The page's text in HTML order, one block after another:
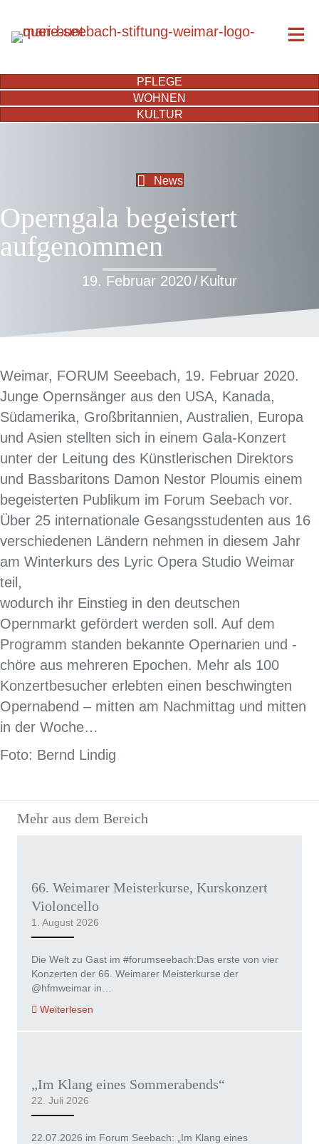
PFLEGE
WOHNEN
KULTUR
News
Operngala begeistert
aufgenommen
19. Februar 2020/Kultur
Weimar, FORUM Seeebach, 19. Februar 2020.
Junge Opernsänger aus den USA, Kanada,
Südamerika, Großbritannien, Australien, Europa
und Asien stellten sich in einem Gala-Konzert
unter der Leitung des Künstlerischen Direktors
und Bassbaritons Damon Nestor Ploumis einem
begeisterten Publikum im Forum Seebach vor.
Über 25 internationale Gesangsstudenten aus 16
verschiedenen Ländern nehmen in diesem Jahr
am Winterkurs des Lyric Opera Studio Weimar
teil,
wodurch ihr Einstieg in den deutschen
Opernmarkt gefördert werden soll. Auf dem
Programm standen bekannte Opernarien und -
chöre aus mehreren Epochen. Mehr als 100
Konzertbesucher erlebten einen beschwingten
Opernabend – mitten am Nachmittag und mitten
in der Woche…
Foto: Bernd Lindig
Mehr aus dem Bereich
66. Weimarer Meisterkurse, Kurskonzert
Violoncello
1. August 2026
Die Welt zu Gast im #forumseebach:Das erste von vier
Konzerten der 66. Weimarer Meisterkurse der
@hfmweimar in…
Weiterlesen
„Im Klang eines Sommerabends“
22. Juli 2026
22.07.2026 im Forum Seebach: „Im Klang eines